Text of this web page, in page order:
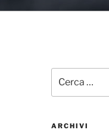
ARCHIVI